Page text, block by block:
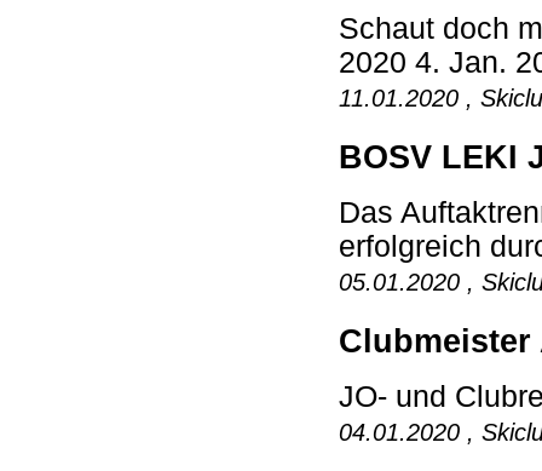
Schaut doch
2020 4. Jan.
11.01.2020 ,
BOSV LEKI
Das
erfolgreich
05.01.2020 ,
Clubmeister
JO- und
04.01.2020 ,